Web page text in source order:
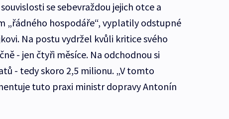
se sebevraždou jejich otce a
„řádného hospodáře“, vyplatily odstupné
Na postu vydržel kvůli kritice svého
- jen čtyři měsíce. Na odchodnou si
- tedy skoro 2,5 milionu. „V tomto
tuto praxi ministr dopravy Antonín